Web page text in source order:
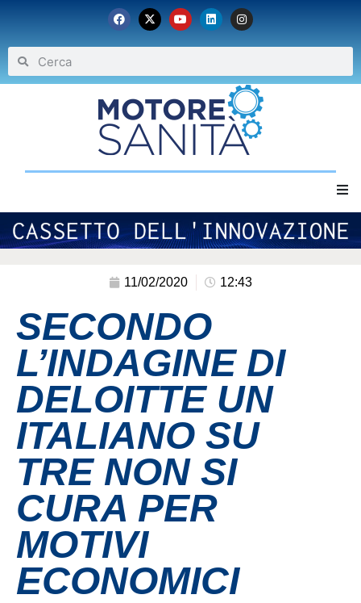
Home
Eventi
Archivio
Contatti
Grandi eventi
Ospedale Virtuale
MotoRare
11/02/2020 12:43
SECONDO
L’INDAGINE DI
DELOITTE UN
ITALIANO SU
TRE NON SI
CURA PER
MOTIVI
ECONOMICI